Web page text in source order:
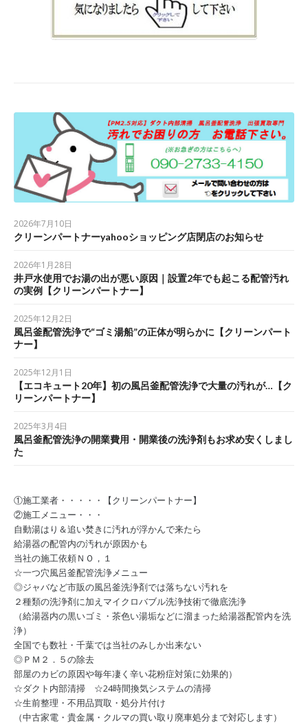
2026年7月10日
クリーンパートナーyahooショッピング店閉店のお知らせ
2026年1月28日
井戸水使用でお湯の出が悪い原因｜設置2年でも起こる配管汚れ
の実例【クリーンパートナー】
2025年12月2日
風呂釜配管洗浄で“ゴミ湯船”の正体が明らかに【クリーンパート
ナー】
2025年12月1日
【エコキュート20年】初の風呂釜配管洗浄で大量の汚れが…【ク
リーンパートナー】
2025年3月4日
風呂釜配管洗浄の開業費用・開業後の洗浄剤もお求め安くしまし
た
①施工業者・・・・・【クリーンパートナー】
②施工メニュー・・・
自動湯はり＆追い焚きに汚れが浮かんで来たら
給湯器の配管内の汚れが原因かも
当社の施工依頼ＮＯ，１
☆一つ穴風呂釜配管洗浄メニュー
◎ジャバなど市販の風呂釜洗浄剤では落ちない汚れを
２種類の洗浄剤に加えマイクロバブル洗浄技術で徹底洗浄
（給湯器内の黒いゴミ・茶色い湯垢などに溜まった給湯器配管内を洗
浄）
全国でも数社・千葉では当社のみしか出来ない
◎ＰＭ２．５の除去
部屋のカビの原因や毎年凄く辛い花粉症対策に効果的）
☆ダクト内部清掃 ☆24時間換気システムの清掃
☆生前整理・不用品買取・処分片付け
（中古家電・貴金属・クルマの買い取り廃車処分まで対応します）